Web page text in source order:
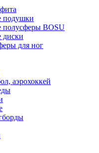
подушки
полусферы BOSU
диски
для ног
аэрохоккей